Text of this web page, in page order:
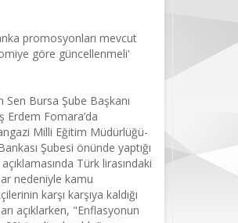
Sen Bursa Şube Başkanı
Erdem Fomara’da
Milli Eğitim Müdürlüğü-
Şubesi önünde yaptığı
açıklamasında Türk lirasındaki
nedeniyle kamu
karşı karşıya kaldığı
açıklarken, "Enflasyonun